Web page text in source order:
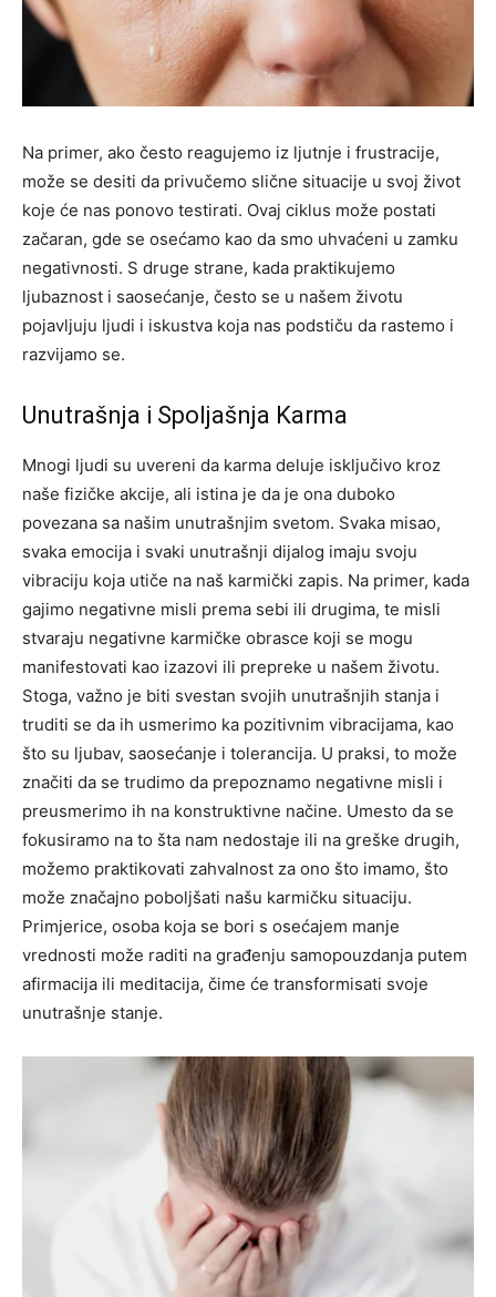
Na primer, ako često reagujemo iz ljutnje i frustracije,
može se desiti da privučemo slične situacije u svoj život
koje će nas ponovo testirati. Ovaj ciklus može postati
začaran, gde se osećamo kao da smo uhvaćeni u zamku
negativnosti. S druge strane, kada praktikujemo
ljubaznost i saosećanje, često se u našem životu
pojavljuju ljudi i iskustva koja nas podstiču da rastemo i
razvijamo se.
Unutrašnja i Spoljašnja Karma
Mnogi ljudi su uvereni da karma deluje isključivo kroz
naše fizičke akcije, ali istina je da je ona duboko
povezana sa našim unutrašnjim svetom. Svaka misao,
svaka emocija i svaki unutrašnji dijalog imaju svoju
vibraciju koja utiče na naš karmički zapis. Na primer, kada
gajimo negativne misli prema sebi ili drugima, te misli
stvaraju negativne karmičke obrasce koji se mogu
manifestovati kao izazovi ili prepreke u našem životu.
Stoga, važno je biti svestan svojih unutrašnjih stanja i
truditi se da ih usmerimo ka pozitivnim vibracijama, kao
što su ljubav, saosećanje i tolerancija. U praksi, to može
značiti da se trudimo da prepoznamo negativne misli i
preusmerimo ih na konstruktivne načine. Umesto da se
fokusiramo na to šta nam nedostaje ili na greške drugih,
možemo praktikovati zahvalnost za ono što imamo, što
može značajno poboljšati našu karmičku situaciju.
Primjerice, osoba koja se bori s osećajem manje
vrednosti može raditi na građenju samopouzdanja putem
afirmacija ili meditacija, čime će transformisati svoje
unutrašnje stanje.